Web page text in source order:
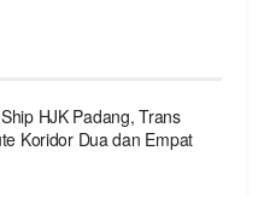
HJK Padang, Trans
Koridor Dua dan Empat